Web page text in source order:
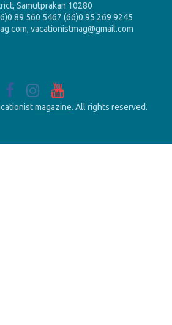
Samutprakan 10280
89 560 5467 (66)0 95 269 9245
vacationistmag@gmail.com
magazine. All rights reserved.